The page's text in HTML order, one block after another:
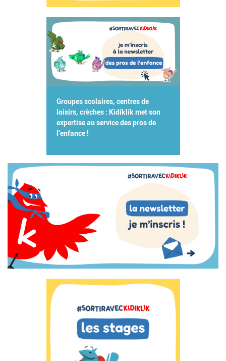
Groupes scolaires, centres de
loisirs, crèches : Kidiklik met son
expertise au service des pros de
l'enfance !